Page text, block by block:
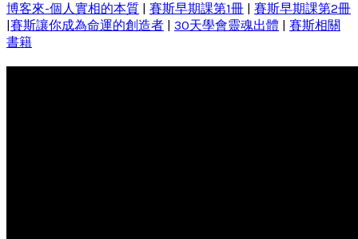
博客來-個人實相的本質
賽斯早期課第1冊
賽斯早期課第2冊
賽斯讓你成為命運的創造者 30天學會靈魂出體
賽斯相關
書籍